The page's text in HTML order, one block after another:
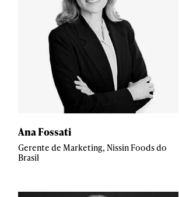
Ana Fossati
Gerente de Marketing, Nissin Foods do
Brasil